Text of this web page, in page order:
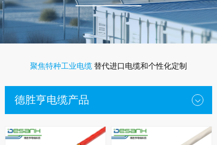
聚焦特种工业电缆 替代进口电缆和个性化定制
德胜亨电缆产品